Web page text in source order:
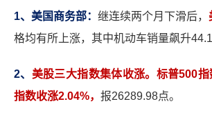
1、美国商务部： 继连续两个月下滑后，
格均有所上涨，其中机动车销量飙升
2、 美股三大指数集体收涨。标普500指
指数收涨2.04%， 报26289.98点。